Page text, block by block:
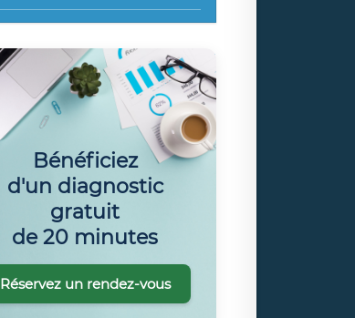
Bénéficiez
d'un diagnostic
gratuit
de 20 minutes
Réservez un rendez-vous